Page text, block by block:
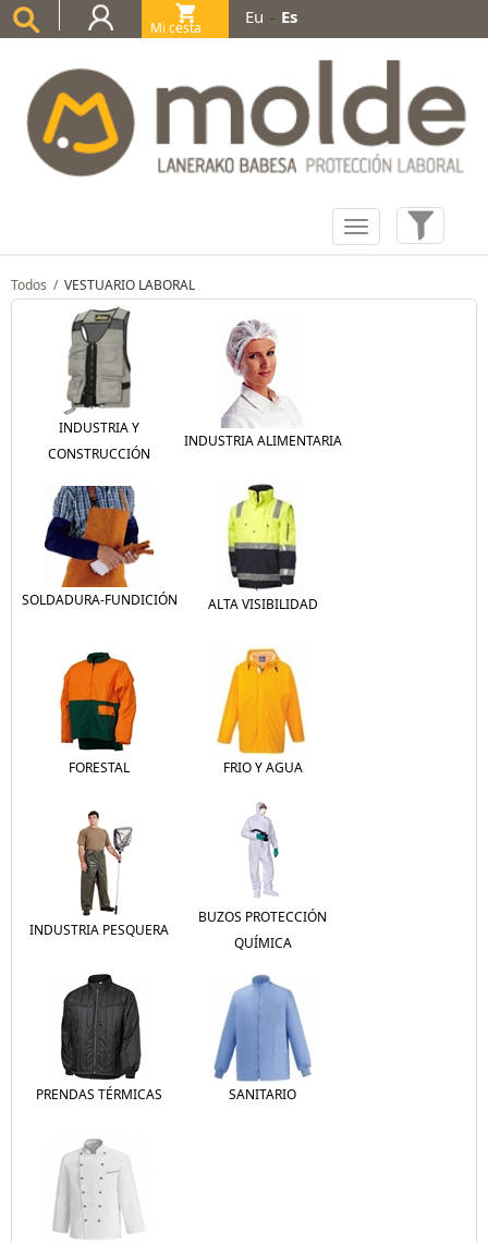
Mi cesta
(0)
Eu - Es
Todos / VESTUARIO LABORAL
INDUSTRIA Y
CONSTRUCCIÓN
INDUSTRIA ALIMENTARIA
SOLDADURA-FUNDICIÓN ALTA VISIBILIDAD
FORESTAL FRIO Y AGUA
INDUSTRIA PESQUERA
BUZOS PROTECCIÓN
QUÍMICA
PRENDAS TÉRMICAS SANITARIO